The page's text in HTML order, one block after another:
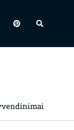
i
n
e
a